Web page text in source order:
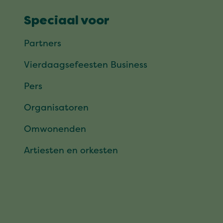
Speciaal voor
Partners
Vierdaagsefeesten Business
Pers
Organisatoren
Omwonenden
Artiesten en orkesten